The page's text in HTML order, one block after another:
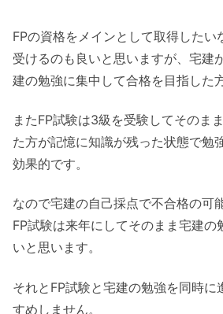
FPの資格をメインとして取得したい
受けるのも良いと思いますが、宅建
建の勉強に集中して合格を目指した
またFP試験は3級を受験してそのま
た方が記憶に知識が残った状態で勉
効果的です。
なので宅建の自己採点で不合格の可
FP試験は来年にしてそのまま宅建の
いと思います。
それとFP試験と宅建の勉強を同時に
すめしません。